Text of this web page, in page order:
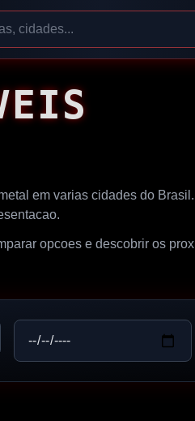
em varias cidades do
opcoes e descobrir os